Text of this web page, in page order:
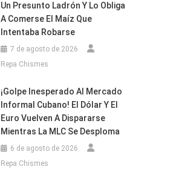
Un Presunto Ladrón Y Lo Obliga
A Comerse El Maíz Que
Intentaba Robarse
7 de agosto de 2026
Repa Chismes
¡Golpe Inesperado Al Mercado
Informal Cubano! El Dólar Y El
Euro Vuelven A Dispararse
Mientras La MLC Se Desploma
6 de agosto de 2026
Repa Chismes